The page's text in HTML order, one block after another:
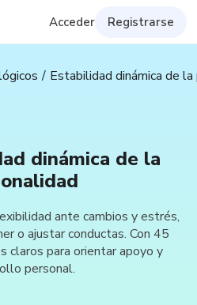
Acceder Registrarse
Estabilidad dinámica de
dinámica de la
ante cambios y estrés,
o ajustar conductas. Con 45
claros para orientar apoyo y
personal.